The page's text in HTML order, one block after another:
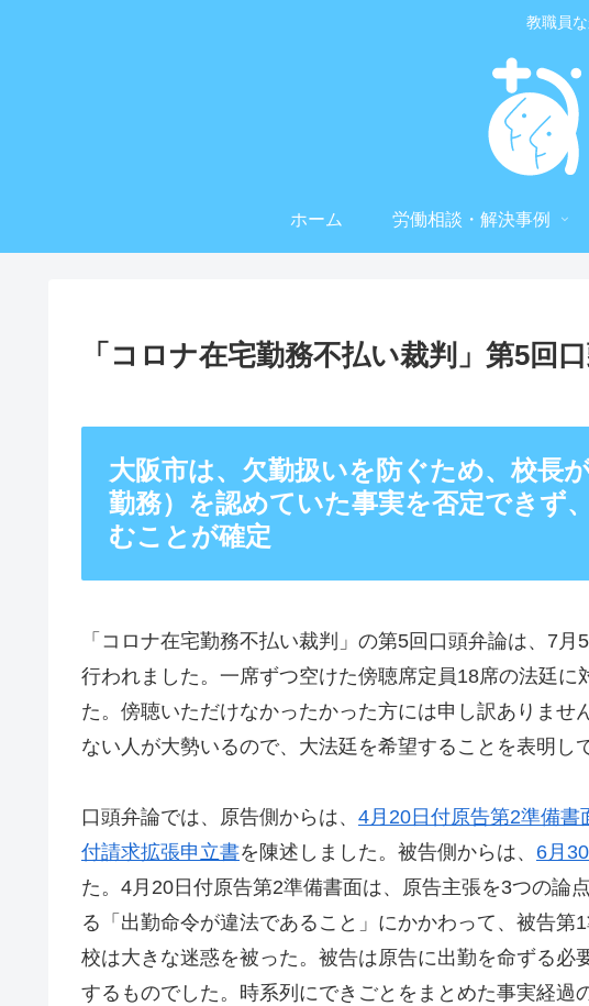
教職員
ホーム 労働相談・解決事例
「コロナ在宅勤務不払い裁判」第5回
大阪市は、欠勤扱いを防ぐため、校長
勤務）を認めていた事実を否定できず
むことが確定
「コロナ在宅勤務不払い裁判」の第5回口頭弁論は、7
行われました。一席ずつ空けた傍聴席定員18席の法廷に
た。傍聴いただけなかったかった方には申し訳ありませ
ない人が大勢いるので、大法廷を希望することを表明し
口頭弁論では、原告側からは、 4月20日付原告第2準備書
付請求拡張申立書を陳述しました。被告側からは、 6月
た。4月20日付原告第2準備書面は、原告主張を3つの論
る「出勤命令が違法であること」にかかわって、被告第
校は大きな迷惑を被った。被告は原告に出勤を命ずる必
するものでした。時系列にできごとをまとめた事実経過